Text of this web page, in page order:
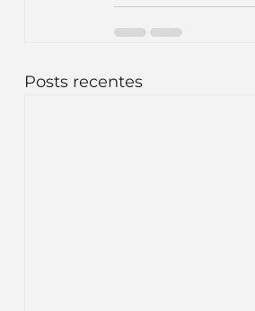
Posts recentes